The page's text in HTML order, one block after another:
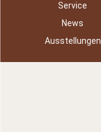
Service
News
Ausstellungen